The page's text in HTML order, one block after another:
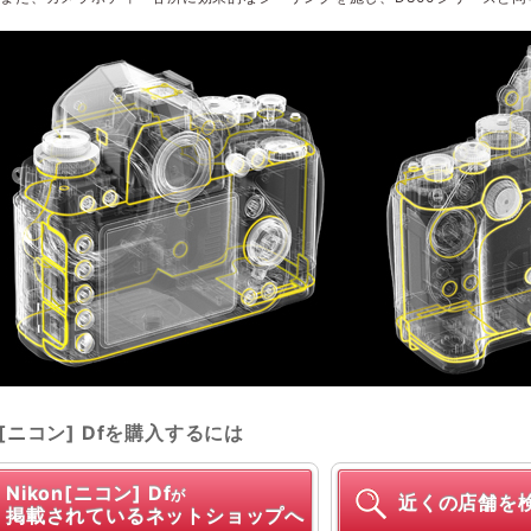
コン] Dfを購入するには
Nikon[ニコン] Dfが
掲載されているネットショップへ
近くの店舗を